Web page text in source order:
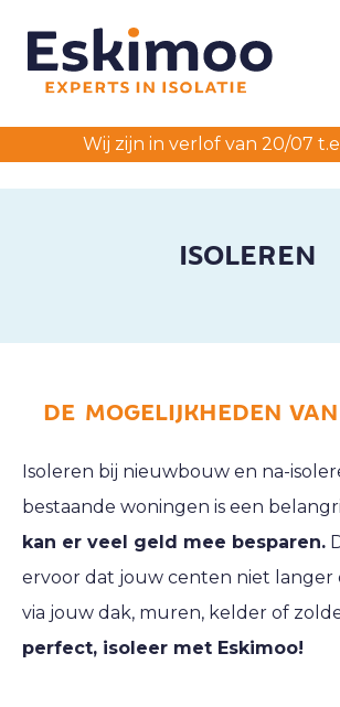
Wij zijn in verlof van 20/07
ISOLEREN
DE MOGELIJKHEDEN
Isoleren bij nieuwbouw en na-
bestaande woningen is een
kan er veel geld mee besparen.
ervoor dat jouw centen niet langer
via jouw dak, muren, kelder of
perfect, isoleer met Eskimoo!